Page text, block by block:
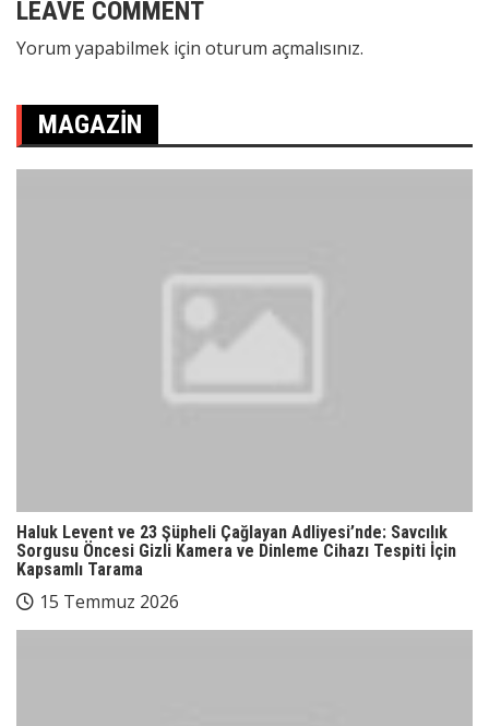
LEAVE COMMENT
Yorum yapabilmek için oturum açmalısınız.
MAGAZIN
Haluk Levent ve 23 Şüpheli Çağlayan Adliyesi’nde: Savcılık
Sorgusu Öncesi Gizli Kamera ve Dinleme Cihazı Tespiti İçin
Kapsamlı Tarama
15 Temmuz 2026